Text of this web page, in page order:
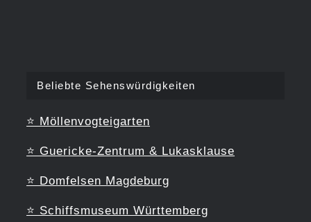
Beliebte Sehenswürdigkeiten
⭐ Möllenvogteigarten
⭐ Guericke-Zentrum & Lukasklause
⭐ Domfelsen Magdeburg
⭐ Schiffsmuseum Württemberg